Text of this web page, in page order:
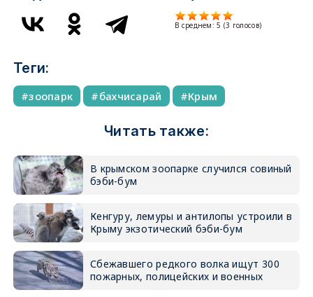
В среднем:5 (3 голосов)
Теги:
зоопарк бахчисарай Крым
Читать также:
В крымском зоопарке случился совиный
бэби-бум
Кенгуру, лемуры и антилопы устроили в
Крыму экзотический бэби-бум
Сбежавшего редкого волка ищут 300
пожарных, полицейских и военных